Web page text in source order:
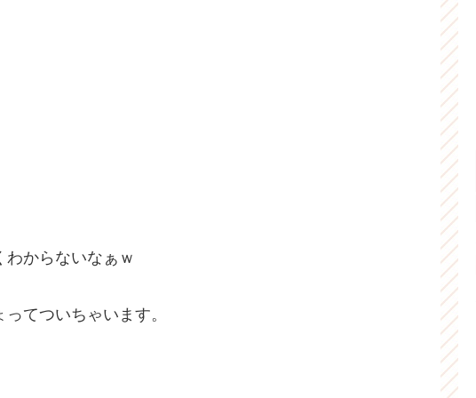
からないなぁｗ
てついちゃいます。